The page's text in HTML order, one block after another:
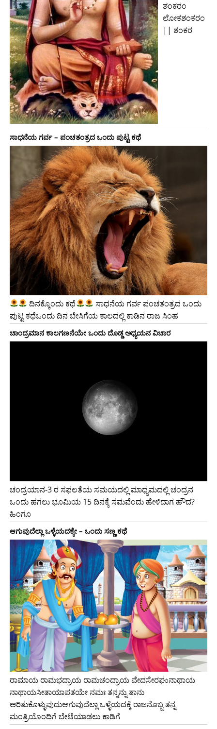
ಶಂಕರಂ
ಲೋಕಶಂಕರಂ
|| ಶಂಕರ
ಸಾಧನೆಯ ಗರ್ವ – ಪಂಚತಂತ್ರದ ಒಂದು ಪುಟ್ಟ ಕಥೆ
ದಿನಕ್ಕೊಂದು ಕಥೆ
ಸಾಧನೆಯ ಗರ್ವ ಪಂಚತಂತ್ರದ ಒಂದು
ಪುಟ್ಟ ಕಥೆಒಂದು ದಿನ ಬೇಸಿಗೆಯ ಕಾಲದಲ್ಲಿ ಕಾಡಿನ ರಾಜ ಸಿಂಹ
ಚಾಂದ್ರಮಾನ ಕಾಲಗಣನೆಯೇ ಒಂದು ದೊಡ್ಡ ಅಧ್ಯಯನ ವಿಚಾರ
ಚಂದ್ರಯಾನ-3 ರ ಸಫಲತೆಯ ಸಮಯದಲ್ಲಿ ಮಾಧ್ಯಮದಲ್ಲಿ ಚಂದ್ರನ
ಒಂದು ಹಗಲು ಭೂಮಿಯ 15 ದಿನಕ್ಕೆ ಸಮವೆಂದು ಹೇಳಿದಾಗ ಹೌದ?
ಹಿಂಗೂ
ಆಗುವುದೆಲ್ಲಾ ಒಳ್ಳೆಯದಕ್ಕೇ – ಒಂದು ಸಣ್ಣ ಕಥೆ
ರಾಮಾಯ ರಾಮಭದ್ರಾಯ ರಾಮಚಂದ್ರಾಯ ವೇದಸೇರಘುನಾಥಾಯ
ನಾಥಾಯಸೀತಾಯಾಪತಯೇ ನಮಃ ತನ್ನನ್ನು ತಾನು
ಅರಿತುಕೊಳ್ಳುವುದುಆಗುವುದೆಲ್ಲಾ ಒಳ್ಳೆಯದಕ್ಕೆ ರಾಜನೊಬ್ಬ ತನ್ನ
ಮಂತ್ರಿಯೊಂದಿಗೆ ಬೇಟೆಯಾಡಲು ಕಾಡಿಗೆ